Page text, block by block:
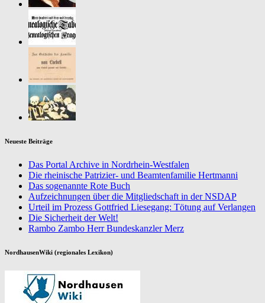
Neueste Beiträge
Das Portal Archive in Nordrhein-Westfalen
Die rheinische Patrizier- und Beamtenfamilie Hertmanni
Das sogenannte Rote Buch
Aufzeichnungen über die Mitgliedschaft in der NSDAP
Urteil im Prozess Gottfried Liesegang: Tötung auf Verlangen
Die Sicherheit der Welt!
Rambo Zambo Herr Bundeskanzler Merz
NordhausenWiki (regionales Lexikon)